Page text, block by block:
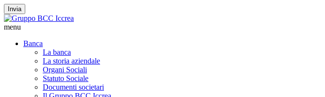
Invia
menu
Banca
La banca
La storia aziendale
Organi Sociali
Statuto Sociale
Documenti societari